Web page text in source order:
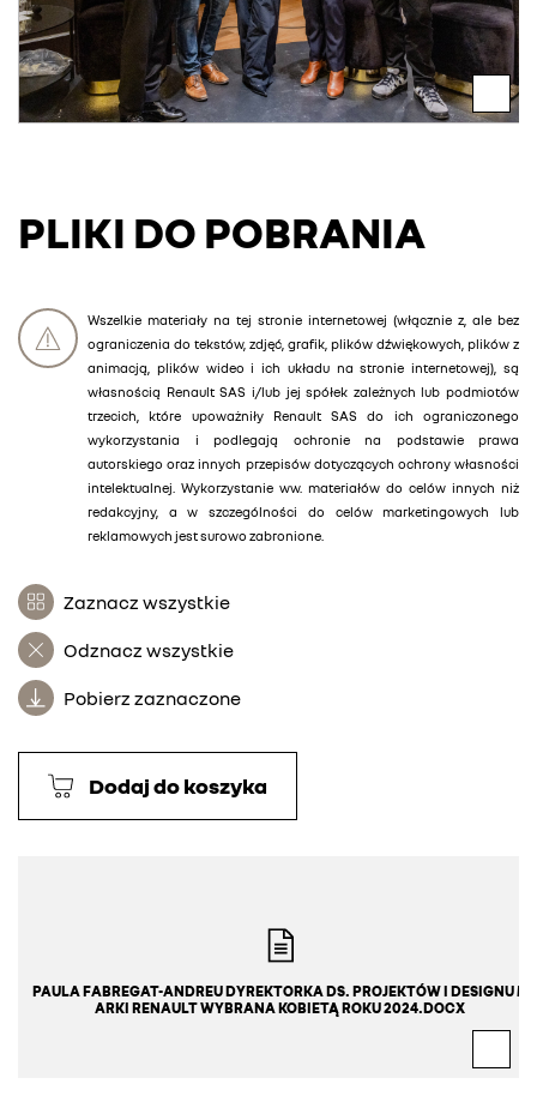
PLIKI DO POBRANIA
Wszelkie materiały na tej stronie internetowej (włącznie z, ale bez
ograniczenia do tekstów, zdjęć, grafik, plików dźwiękowych, plików z
animacją, plików wideo i ich układu na stronie internetowej), są
własnością Renault SAS i/lub jej spółek zależnych lub podmiotów
trzecich, które upoważniły Renault SAS do ich ograniczonego
wykorzystania i podlegają ochronie na podstawie prawa
autorskiego oraz innych przepisów dotyczących ochrony własności
intelektualnej. Wykorzystanie ww. materiałów do celów innych niż
redakcyjny, a w szczególności do celów marketingowych lub
reklamowych jest surowo zabronione.
Zaznacz wszystkie
Odznacz wszystkie
Pobierz zaznaczone
Dodaj do koszyka
PAULA FABREGAT-ANDREU DYREKTORKA DS. PROJEKTÓW I DESIGNU M
ARKI RENAULT WYBRANA KOBIETĄ ROKU 2024.DOCX